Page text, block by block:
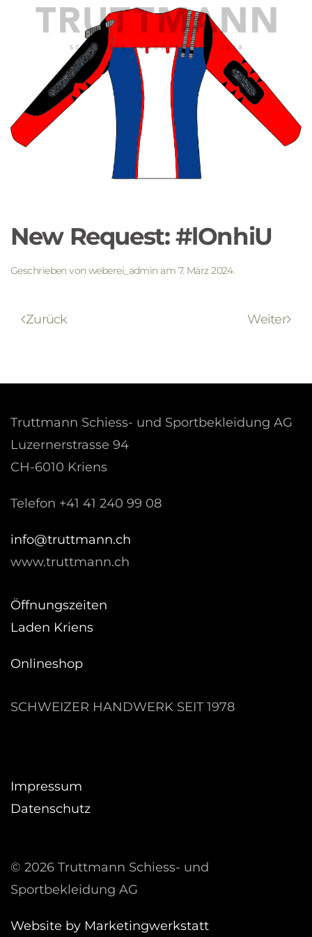
New Request: #lOnhiU
Geschrieben vonweberei_admin am 7. März 2024.
Zurück Weiter
Truttmann Schiess- und Sportbekleidung AG
Luzernerstrasse 94
CH-6010 Kriens
Telefon +41 41 240 99 08
hc.nnamtturt@ofni
www.truttmann.ch
Öffnungszeiten
Laden Kriens
Onlineshop
SCHWEIZER HANDWERK SEIT 1978
Impressum
Datenschutz
© 2026 Truttmann Schiess- und
Sportbekleidung AG
Website by Marketingwerkstatt